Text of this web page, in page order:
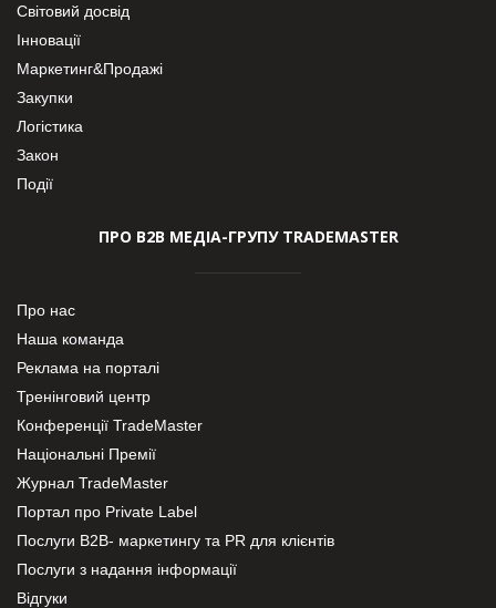
Світовий досвід
Інновації
Маркетинг&Продажі
Закупки
Логістика
Закон
Події
ПРО В2В МЕДІА-ГРУПУ TRADEMASTER
Про нас
Наша команда
Реклама на порталі
Тренінговий центр
Конференції TradeMaster
Національні Премії
Журнал TradeMaster
Портал про Private Label
Послуги В2В- маркетингу та PR для клієнтів
Послуги з надання інформації
Відгуки